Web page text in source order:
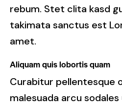
rebum. Stet clita kasd
takimata sanctus est
amet.
Aliquam quis lobortis quam
Curabitur pellentesque
malesuada arcu